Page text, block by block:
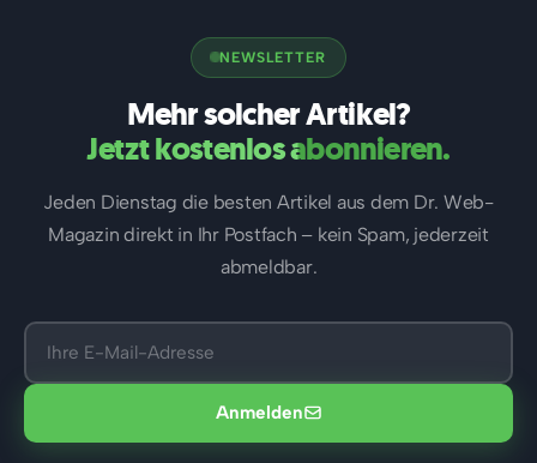
NEWSLETTER
Mehr solcher Artikel?
Jetzt kostenlos abonnieren.
Jeden Dienstag die besten Artikel aus dem Dr. Web-
Magazin direkt in Ihr Postfach – kein Spam, jederzeit
abmeldbar.
Anmelden